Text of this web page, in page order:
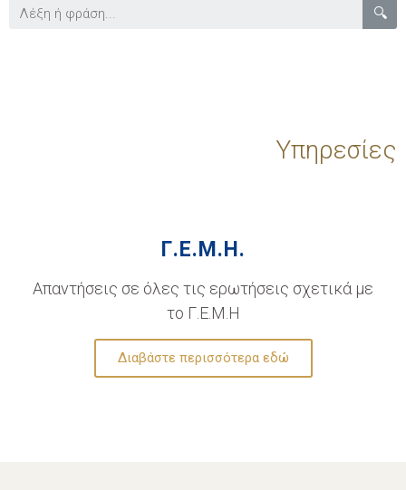
🔍
Υπηρεσίες
Γ.Ε.Μ.Η.
Απαντήσεις σε όλες τις ερωτήσεις σχετικά με
το Γ.Ε.Μ.Η
Διαβάστε περισσότερα εδώ